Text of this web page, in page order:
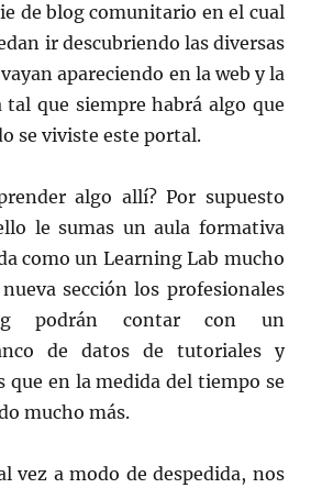
de blog comunitario en el cual
ir descubriendo las diversas
apareciendo en la web y la
tal que siempre habrá algo que
se viviste este portal.
algo allí? Por supuesto
le sumas un aula formativa
como un Learning Lab mucho
sección los profesionales
podrán contar con un
de datos de tutoriales y
que en la medida del tiempo se
mucho más.
vez a modo de despedida, nos